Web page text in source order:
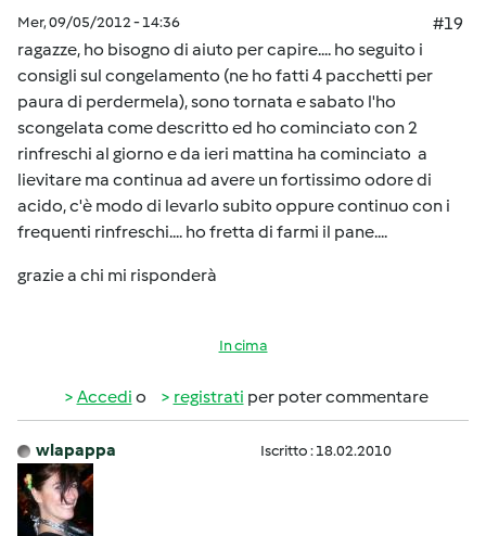
Mer, 09/05/2012 - 14:36
#19
ragazze, ho bisogno di aiuto per capire.... ho seguito i
consigli sul congelamento (ne ho fatti 4 pacchetti per
paura di perdermela), sono tornata e sabato l'ho
scongelata come descritto ed ho cominciato con 2
rinfreschi al giorno e da ieri mattina ha cominciato a
lievitare ma continua ad avere un fortissimo odore di
acido, c'è modo di levarlo subito oppure continuo con i
frequenti rinfreschi.... ho fretta di farmi il pane....
grazie a chi mi risponderà
In cima
Accedi o registrati per poter commentare
wlapappa Iscritto : 18.02.2010